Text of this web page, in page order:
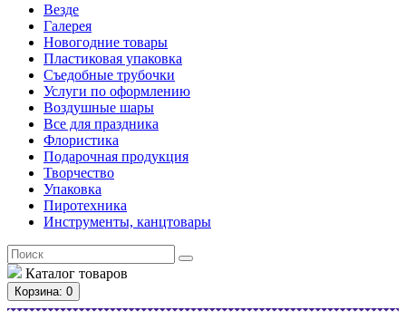
Везде
Галерея
Новогодние товары
Пластиковая упаковка
Съедобные трубочки
Услуги по оформлению
Воздушные шары
Все для праздника
Флористика
Подарочная продукция
Творчество
Упаковка
Пиротехника
Инструменты, канцтовары
Каталог товаров
Корзина: 0